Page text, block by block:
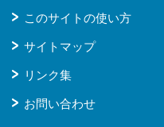
このサイトの使い方
サイトマップ
リンク集
お問い合わせ